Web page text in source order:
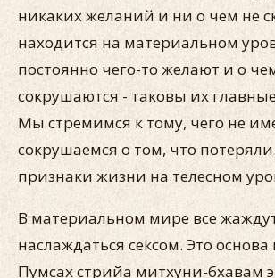
никаких желаний и ни о чем не
находится на материальном
постоянно чего-то желают и о
сокрушаются - таковы их
Мы стремимся к тому, чего не
сокрушаемся о том, что
признаки жизни на телесном
В материальном мире все
наслаждаться сексом. Это
Пумсах стрийа митхуни-бхавам